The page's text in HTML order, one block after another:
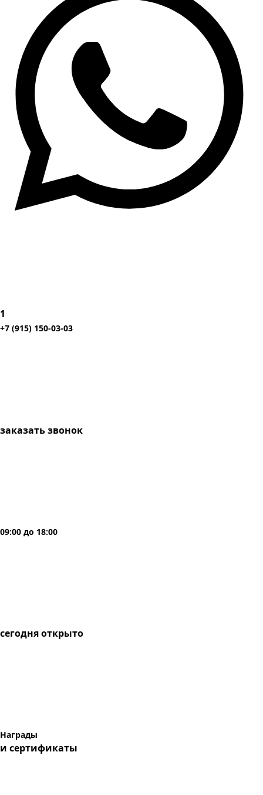
1
+7 (915) 150-03-03
заказать звонок
09:00 до 18:00
сегодняоткрыто
Награды
и сертификаты